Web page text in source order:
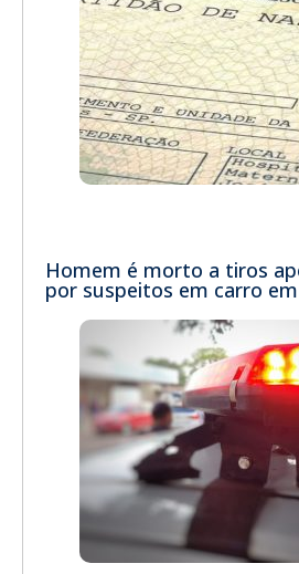
Homem é morto a tiros
por suspeitos em carro